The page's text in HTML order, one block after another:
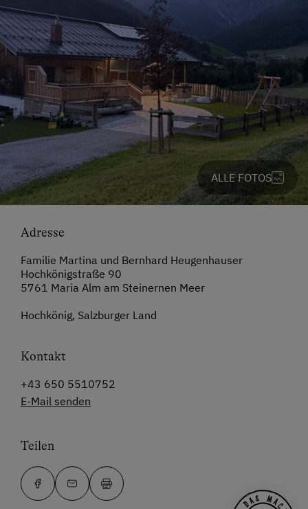
ALLE FOTOS
Adresse
Familie Martina und Bernhard Heugenhauser
Hochkönigstraße 90
5761 Maria Alm am Steinernen Meer
Hochkönig, Salzburger Land
Kontakt
+43 650 5510752
E-Mail senden
Teilen